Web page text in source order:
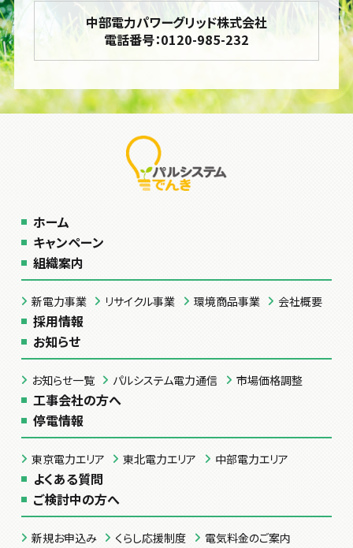
中部電力パワーグリッド株式会社
電話番号：0120-985-232
ホーム
キャンペーン
組織案内
新電力事業 リサイクル事業 環境商品事業 会社概要
採用情報
お知らせ
お知らせ一覧 パルシステム電力通信 市場価格調整
工事会社の方へ
停電情報
東京電力エリア 東北電力エリア 中部電力エリア
よくある質問
ご検討中の方へ
新規お申込み くらし応援制度 電気料金のご案内